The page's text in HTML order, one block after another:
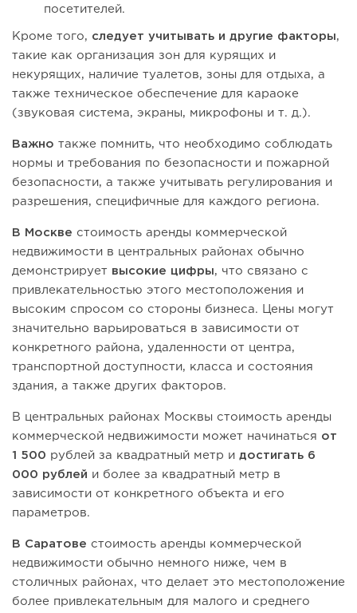
посетителей.
Кроме того, следует учитывать и другие факторы,
такие как организация зон для курящих и
некурящих, наличие туалетов, зоны для отдыха, а
также техническое обеспечение для караоке
(звуковая система, экраны, микрофоны и т. д.).
Важно также помнить, что необходимо соблюдать
нормы и требования по безопасности и пожарной
безопасности, а также учитывать регулирования и
разрешения, специфичные для каждого региона.
В Москве стоимость аренды коммерческой
недвижимости в центральных районах обычно
демонстрирует высокие цифры, что связано с
привлекательностью этого местоположения и
высоким спросом со стороны бизнеса. Цены могут
значительно варьироваться в зависимости от
конкретного района, удаленности от центра,
транспортной доступности, класса и состояния
здания, а также других факторов.
В центральных районах Москвы стоимость аренды
коммерческой недвижимости может начинаться от
1 500 рублей за квадратный метр и достигать 6
000 рублей и более за квадратный метр в
зависимости от конкретного объекта и его
параметров.
В Саратове стоимость аренды коммерческой
недвижимости обычно немного ниже, чем в
столичных районах, что делает это местоположение
более привлекательным для малого и среднего